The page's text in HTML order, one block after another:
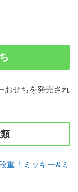
おせちを発売され
重「ミッキー&ミ